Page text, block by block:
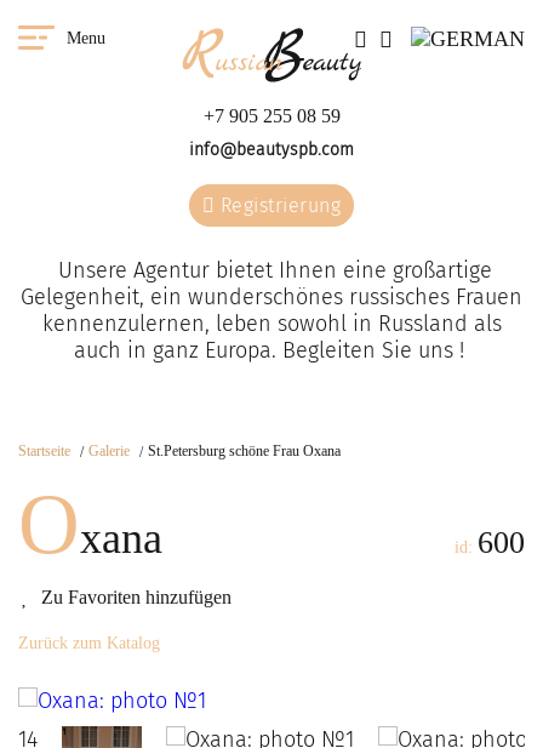
Menu
+7 905 255 08 59
info@beautyspb.com
Registrierung
Unsere Agentur bietet Ihnen eine großartige
Gelegenheit, ein wunderschönes russisches Frauen
kennenzulernen, leben sowohl in Russland als
auch in ganz Europa. Begleiten Sie uns !
Startseite Galerie St.Petersburg schöne Frau Oxana
Oxana
Zu Favoriten hinzufügen
id: 600
Zurück zum Katalog